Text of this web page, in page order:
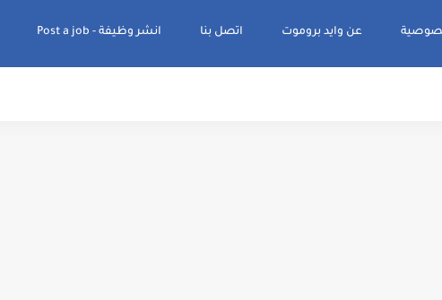
عن وايد بروموت اتصل بنا انشر وظيفة - Post a job